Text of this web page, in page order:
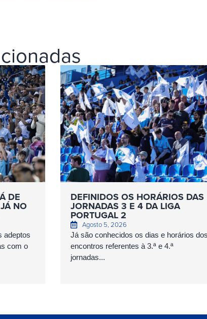
DE
NO
adeptos
com o
DEFINIDOS OS HORÁRIOS DAS
JORNADAS 3 E 4 DA LIGA
PORTUGAL 2
Agosto 5, 2026
Já são conhecidos os dias e horários dos
encontros referentes à 3.ª e 4.ª
jornadas...